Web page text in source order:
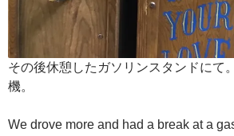
その後休憩したガソリンスタンドにて
機。
We drove more and had a break at a